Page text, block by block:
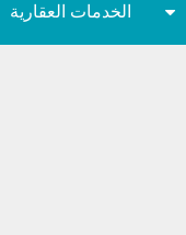
الخدمات العقارية